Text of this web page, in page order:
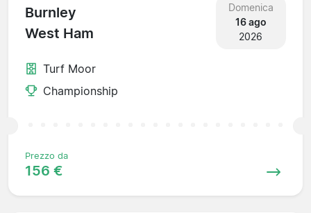
Burnley
West Ham
Domenica
16 ago
2026
Turf Moor
Championship
Prezzo da
156 €